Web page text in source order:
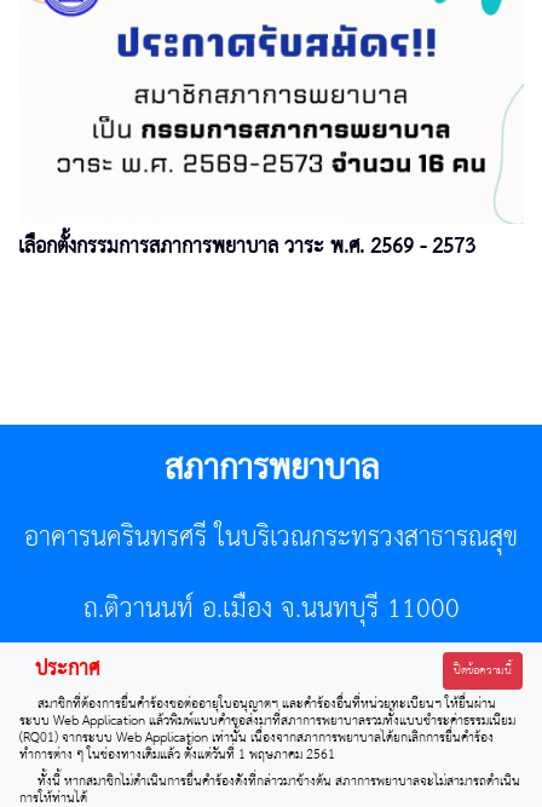
เลือกตั้งกรรมการสภาการพยาบาล วาระ พ.ศ. 2569 - 2573
สภาการพยาบาล
อาคารนครินทรศรี ในบริเวณกระทรวงสาธารณสุข
ถ.ติวานนท์ อ.เมือง จ.นนทบุรี 11000
โทรศัพท์ 02-596-7500 โทรสาร 0-2589-7121 E-mail :
center@tnmc.or.th
All right reserved by www.tnmc.or.th
ประกาศ ปิดข้อความนี้
สมาชิกที่ต้องการยื่นคำร้องขอต่ออายุใบอนุญาตฯ และคำร้องอื่นที่หน่วยทะเบียนฯ ให้ยื่นผ่าน
ระบบ Web Application แล้วพิมพ์แบบคำขอส่งมาที่สภาการพยาบาลรวมทั้งแบบชำระค่าธรรมเนียม
(RQ01) จากระบบ Web Application เท่านั้น เนื่องจากสภาการพยาบาลได้ยกเลิกการยื่นคำร้อง
ทำการต่าง ๆ ในช่องทางเดิมแล้ว ตั้งแต่วันที่ 1 พฤษภาคม 2561
ทั้งนี้ หากสมาชิกไม่ดำเนินการยื่นคำร้องดังที่กล่าวมาข้างต้น สภาการพยาบาลจะไม่สามารถดำเนิน
การให้ท่านได้